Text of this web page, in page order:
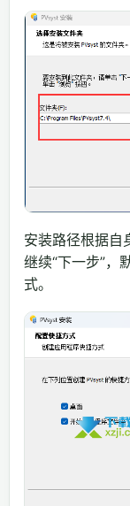
安装路径根据自
继续“下一步”，
式。